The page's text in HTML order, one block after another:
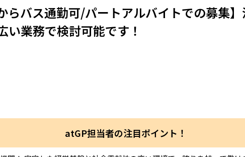
らバス通勤可/パートアルバイトでの募集
い業務で検討可能です！
atGP担当者の注目ポイント！